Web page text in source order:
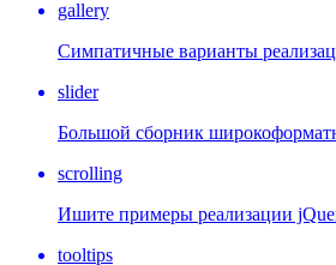
gallery
Симпатичные варианты
slider
Большой сборник
scrolling
Ишите примеры реализации
tooltips